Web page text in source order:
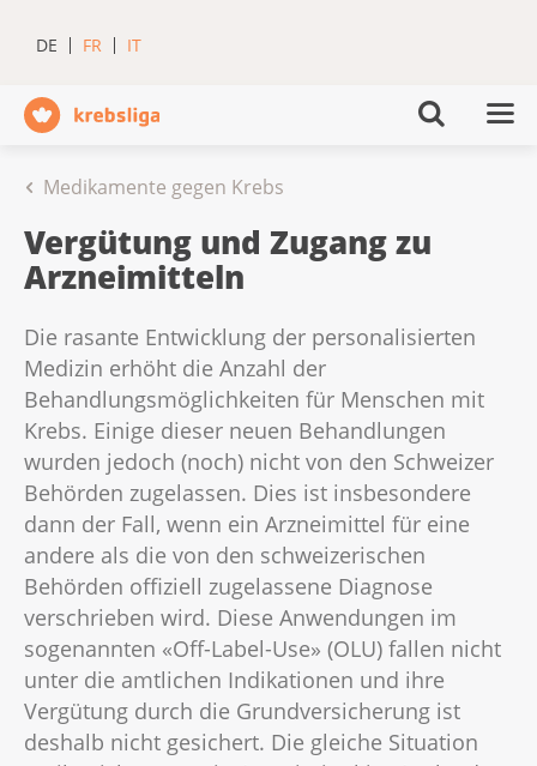
DE FR IT
Medikamente gegen Krebs
Vergütung und Zugang zu
Arzneimitteln
Die rasante Entwicklung der personalisierten
Medizin erhöht die Anzahl der
Behandlungsmöglichkeiten für Menschen mit
Krebs. Einige dieser neuen Behandlungen
wurden jedoch (noch) nicht von den Schweizer
Behörden zugelassen. Dies ist insbesondere
dann der Fall, wenn ein Arzneimittel für eine
andere als die von den schweizerischen
Behörden offiziell zugelassene Diagnose
verschrieben wird. Diese Anwendungen im
sogenannten «Off-Label-Use» (OLU) fallen nicht
unter die amtlichen Indikationen und ihre
Vergütung durch die Grundversicherung ist
deshalb nicht gesichert. Die gleiche Situation